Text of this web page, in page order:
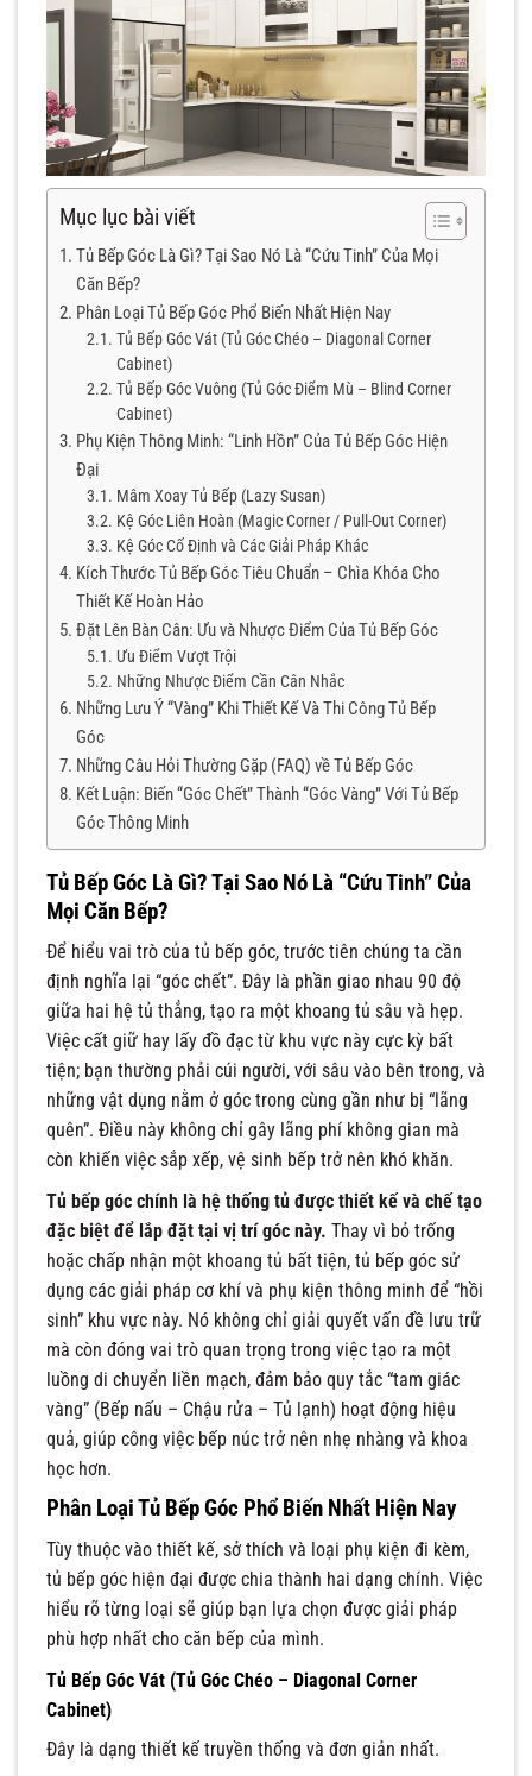
Mục lục bài viết
Tủ Bếp Góc Là Gì? Tại Sao Nó Là “Cứu Tinh” Của Mọi
Căn Bếp?
Phân Loại Tủ Bếp Góc Phổ Biến Nhất Hiện Nay
Tủ Bếp Góc Vát (Tủ Góc Chéo – Diagonal Corner
Cabinet)
Tủ Bếp Góc Vuông (Tủ Góc Điểm Mù – Blind Corner
Cabinet)
Phụ Kiện Thông Minh: “Linh Hồn” Của Tủ Bếp Góc Hiện
Đại
Mâm Xoay Tủ Bếp (Lazy Susan)
Kệ Góc Liên Hoàn (Magic Corner / Pull-Out Corner)
Kệ Góc Cố Định và Các Giải Pháp Khác
Kích Thước Tủ Bếp Góc Tiêu Chuẩn – Chìa Khóa Cho
Thiết Kế Hoàn Hảo
Đặt Lên Bàn Cân: Ưu và Nhược Điểm Của Tủ Bếp Góc
Ưu Điểm Vượt Trội
Những Nhược Điểm Cần Cân Nhắc
Những Lưu Ý “Vàng” Khi Thiết Kế Và Thi Công Tủ Bếp
Góc
Những Câu Hỏi Thường Gặp (FAQ) về Tủ Bếp Góc
Kết Luận: Biến “Góc Chết” Thành “Góc Vàng” Với Tủ Bếp
Góc Thông Minh
Tủ Bếp Góc Là Gì? Tại Sao Nó Là “Cứu Tinh” Của
Mọi Căn Bếp?
Để hiểu vai trò của tủ bếp góc, trước tiên chúng ta cần
định nghĩa lại “góc chết”. Đây là phần giao nhau 90 độ
giữa hai hệ tủ thẳng, tạo ra một khoang tủ sâu và hẹp.
Việc cất giữ hay lấy đồ đạc từ khu vực này cực kỳ bất
tiện; bạn thường phải cúi người, với sâu vào bên trong, và
những vật dụng nằm ở góc trong cùng gần như bị “lãng
quên”. Điều này không chỉ gây lãng phí không gian mà
còn khiến việc sắp xếp, vệ sinh bếp trở nên khó khăn.
Tủ bếp góc chính là hệ thống tủ được thiết kế và chế tạo
đặc biệt để lắp đặt tại vị trí góc này. Thay vì bỏ trống
hoặc chấp nhận một khoang tủ bất tiện, tủ bếp góc sử
dụng các giải pháp cơ khí và phụ kiện thông minh để “hồi
sinh” khu vực này. Nó không chỉ giải quyết vấn đề lưu trữ
mà còn đóng vai trò quan trọng trong việc tạo ra một
luồng di chuyển liền mạch, đảm bảo quy tắc “tam giác
vàng” (Bếp nấu – Chậu rửa – Tủ lạnh) hoạt động hiệu
quả, giúp công việc bếp núc trở nên nhẹ nhàng và khoa
học hơn.
Phân Loại Tủ Bếp Góc Phổ Biến Nhất Hiện Nay
Tùy thuộc vào thiết kế, sở thích và loại phụ kiện đi kèm,
tủ bếp góc hiện đại được chia thành hai dạng chính. Việc
hiểu rõ từng loại sẽ giúp bạn lựa chọn được giải pháp
phù hợp nhất cho căn bếp của mình.
Tủ Bếp Góc Vát (Tủ Góc Chéo – Diagonal Corner
Cabinet)
Đây là dạng thiết kế truyền thống và đơn giản nhất.